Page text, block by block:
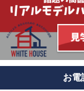
お電